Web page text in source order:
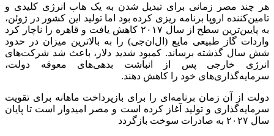
هر چند مصر زمانی برای تبدیل شدن به یک هاب انرژی کلیدی و
تامین‌کننده اروپا برنامه ریزی کرده بود اما تولید این کشور در ژوئن،
به پایین‌ترین سطح از سال ۲۰۱۷ کاهش یافت و قاهره را ناچار کرد
واردات گاز طبیعی مایع (ال‌ان‌جی) را به بالاترین میزان در حدود
شش سال گذشته برساند. کمبود شدید دلار، باعث شد شرکت‌های
انرژی خارجی پس از انباشت بدهی‌های معوقه دولت،
سرمایه‌گذاری‌های خود را کاهش دهند.
دولت از آن زمان برنامه‌ای را برای بازپرداخت ماهانه برای تقویت
سرمایه‌گذاری و تولید آغاز کرده است و مصر امیدوار است تا پایان
سال ۲۰۲۷ به صادرات سوخت بازگردد